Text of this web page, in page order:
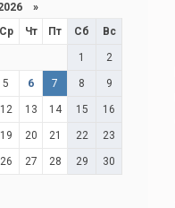
»
Ср Чт Пт Сб Вс
1 2
5 6 7 8 9
12 13 14 15 16
19 20 21 22 23
26 27 28 29 30